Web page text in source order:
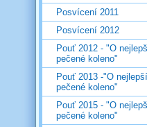
Posvícení 2011
Posvícení 2012
Pouť 2012 - "O
pečené koleno"
Pouť 2013 -"O nejlepší
pečené koleno"
Pouť 2015 - "O
pečené koleno"